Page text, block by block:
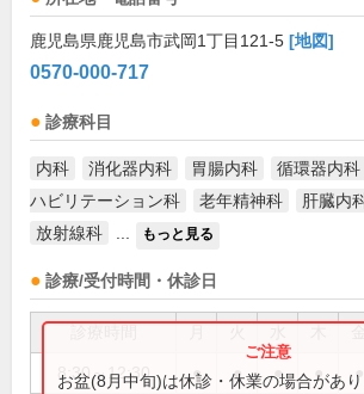
鹿児島県鹿児島市武岡1丁目121-5 [地図]
0570-000-717
診療科目
内科 消化器内科 胃腸内科 循環器内科
ハビリテーション科
老年精神科 肝臓内
放射線科
もっと見る
診療/受付時間・休診日
8:30～12:30 ● ● ● ● ●
お盆(8月中旬)は休診・休業の場合があ